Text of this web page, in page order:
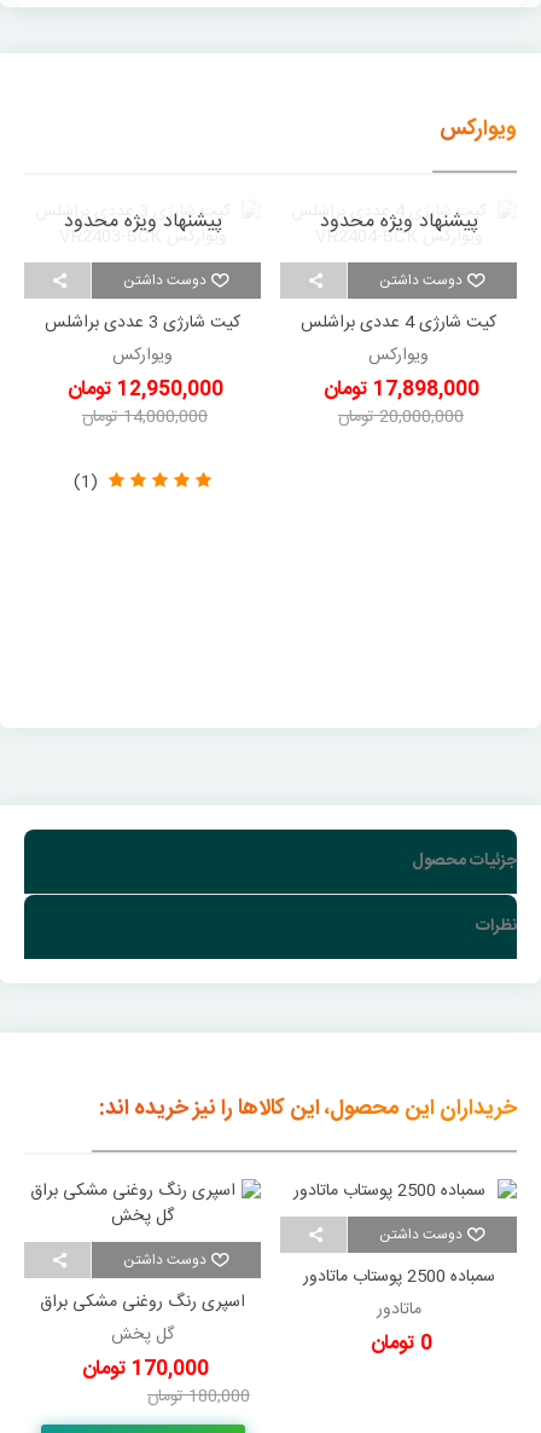
ویوارکس
دوست داشتن
پیشنهاد ویژه محدود
کیت شارژی 4 عددی براشلس
ویوارکس VR2404-BCKویوارکس
17,898,000 تومان
20,000,000 تومان
دوست داشتن
پیشنهاد ویژه محدود
کیت شارژی 3 عددی براشلس
ویوارکس VR2403-BCKویوارکس
12,950,000 تومان
14,000,000 تومان
(1)
جزئیات محصول
نظرات
خریداران این محصول، این کالاها را نیز خریده اند:
دوست داشتن
سمباده 2500 پوستاب ماتادور
ماتادور
0 تومان
دوست داشتن
اسپری رنگ روغنی مشکی براق
گل پخش
گل پخش
170,000 تومان
180,000 تومان